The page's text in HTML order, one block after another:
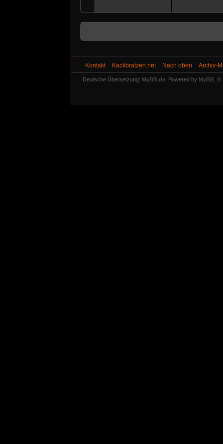
Kontakt Kackbratzen.net Nach oben Archiv-
Deutsche Übersetzung: MyBB.de , Powered by MyBB ,